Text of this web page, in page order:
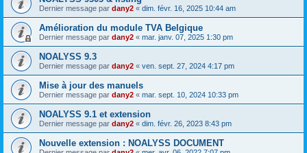
Dernier message par dany2 « dim. févr. 16, 2025 10:44 am
Amélioration du module TVA Belgique
Dernier message par dany2 « mar. janv. 07, 2025 1:30 pm
NOALYSS 9.3
Dernier message par dany2 « ven. sept. 27, 2024 4:17 pm
Mise à jour des manuels
Dernier message par dany2 « mar. sept. 10, 2024 10:33 pm
NOALYSS 9.1 et extension
Dernier message par dany2 « dim. févr. 26, 2023 8:43 pm
Nouvelle extension : NOALYSS DOCUMENT